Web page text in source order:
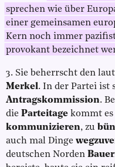
sprechen wie über
einer gemeinsamen
Kern noch immer
provokant bezeichnet
3. Sie beherrscht den
Merkel. In der Partei ist
Antragskommission.
die Parteitage kommt es
kommunizieren, zu
auch mal Dinge
deutschen Norden